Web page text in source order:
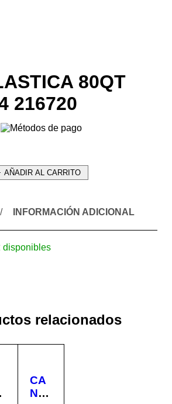
80QT
216720
AÑADIR AL CARRITO
INFORMACIÓN ADICIONAL
disponibles
relacionados
CA
NA